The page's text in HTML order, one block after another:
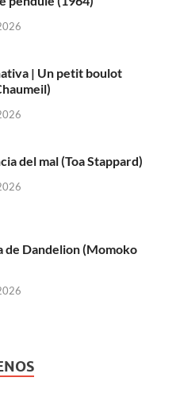
| Un petit boulot
del mal (Toa Stappard)
de Dandelion (Momoko